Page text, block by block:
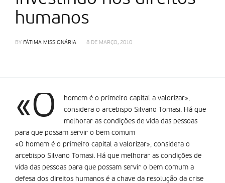
humanos
BY FÁTIMA MISSIONÁRIA 8 DE MARÇO, 2010
«O
homem é o primeiro capital a valorizar»,
considera o arcebispo Silvano Tomasi. Há que
melhorar as condições de vida das pessoas
para que possam servir o bem comum
«O homem é o primeiro capital a valorizar», considera o
arcebispo Silvano Tomasi. Há que melhorar as condições de
vida das pessoas para que possam servir o bem comum a
defesa dos direitos humanos é a chave da resolução da crise